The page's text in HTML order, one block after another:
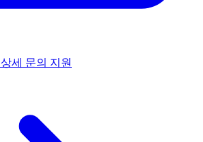
상세 문의 지원